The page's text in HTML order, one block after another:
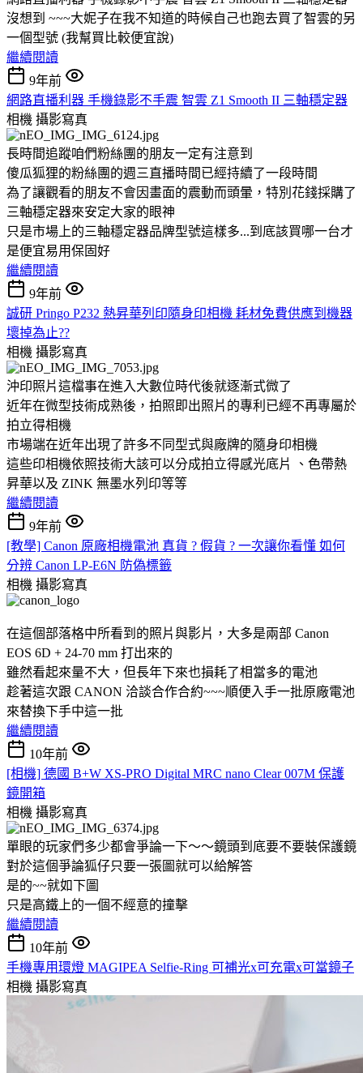
沒想到 ~~~大妮子在我不知道的時候自己也跑去買了智雲的另
一個型號 (我幫買比較便宜說)
繼續閱讀
9年前
網路直播利器 手機錄影不手震 智雲 Z1 Smooth II 三軸穩定器
相機 攝影寫真
長時間追蹤咱們粉絲團的朋友一定有注意到
傻瓜狐狸的粉絲團的週三直播時間已經持續了一段時間
為了讓觀看的朋友不會因畫面的震動而頭暈，特別花錢採購了
三軸穩定器來安定大家的眼神
只是市場上的三軸穩定器品牌型號這樣多...到底該買哪一台才
是便宜易用保固好
繼續閱讀
9年前
誠研 Pringo P232 熱昇華列印隨身印相機 耗材免費供應到機器
壞掉為止??
相機 攝影寫真
沖印照片這檔事在進入大數位時代後就逐漸式微了
近年在微型技術成熟後，拍照即出照片的專利已經不再專屬於
拍立得相機
市場端在近年出現了許多不同型式與廠牌的隨身印相機
這些印相機依照技術大該可以分成拍立得感光底片 、色帶熱
昇華以及 ZINK 無墨水列印等等
繼續閱讀
9年前
[教學] Canon 原廠相機電池 真貨 ? 假貨 ? 一次讓你看懂 如何
分辨 Canon LP-E6N 防偽標籤
相機 攝影寫真
在這個部落格中所看到的照片與影片，大多是兩部 Canon
EOS 6D + 24-70 mm 打出來的
雖然看起來量不大，但長年下來也損耗了相當多的電池
趁著這次跟 CANON 洽談合作合約~~~順便入手一批原廠電池
來替換下手中這一批
繼續閱讀
10年前
[相機] 德國 B+W XS-PRO Digital MRC nano Clear 007M 保護
鏡開箱
相機 攝影寫真
單眼的玩家們多少都會爭論一下～～鏡頭到底要不要裝保護鏡
對於這個爭論狐仔只要一張圖就可以給解答
是的~~就如下圖
只是高鐵上的一個不經意的撞擊
繼續閱讀
10年前
手機專用環燈 MAGIPEA Selfie-Ring 可補光x可充電x可當鏡子
相機 攝影寫真